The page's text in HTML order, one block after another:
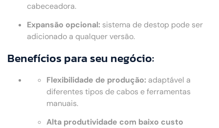
cabeceadora.
Expansão opcional: sistema de destop pode ser
adicionado a qualquer versão.
Benefícios para seu negócio:
Flexibilidade de produção: adaptável a
diferentes tipos de cabos e ferramentas
manuais.
Alta produtividade com baixo custo